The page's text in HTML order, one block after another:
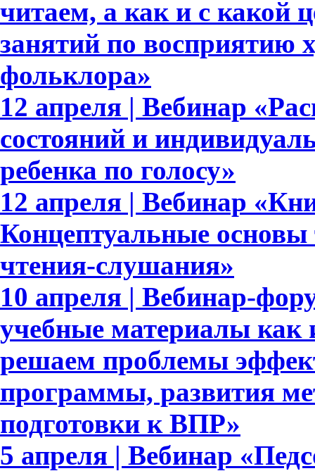
читаем, а как и с какой
занятий по восприятию
фольклора»
12 апреля | Вебинар
состояний и
ребенка по голосу»
12 апреля | Вебинар
Концептуальные основы
чтения-слушания»
10 апреля | Вебинар-
учебные материалы как
решаем проблемы
программы, развития
подготовки к ВПР»
5 апреля | Вебинар